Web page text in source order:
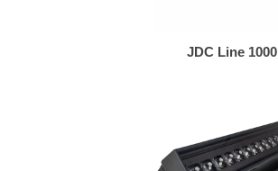
JDC Line 1000